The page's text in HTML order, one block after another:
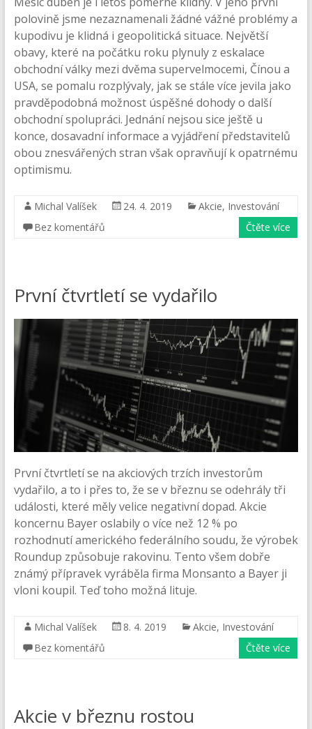
polovině jsme nezaznamenali žádné vážné problémy a
kupodivu je klidná i geopolitická situace. Největší
obavy, které na počátku roku plynuly z eskalace
obchodní války mezi dvěma supervelmocemi, Čínou a
USA, se pomalu rozplývaly, jak se stále více jevila jako
pravděpodobná možnost úspěšné dohody o další
obchodní spolupráci. Jednání nejsou sice ještě u
konce, dosavadní informace a vyjádření představitelů
obou znesvářených stran však opravňují k opatrnému
optimismu.
Michal Valíšek 24. 4. 2019 Akcie, Investování
Bez komentářů
Čtěte více
První čtvrtletí se vydařilo
První čtvrtletí se na akciových trzích investorům
vydařilo, a to i přes to, že se v březnu se odehrály tři
události, které měly velice negativní dopad. Akcie
koncernu Bayer oslabily o více než 12 % po
rozhodnutí amerického federálního soudu, že výrobek
Roundup způsobuje rakovinu. Tento všem dobře
známý přípravek vyráběla firma Monsanto a Bayer ji
vloni koupil. Teď toho možná lituje.
Michal Valíšek 8. 4. 2019 Akcie, Investování
Bez komentářů
Čtěte více
Akcie v březnu rostou